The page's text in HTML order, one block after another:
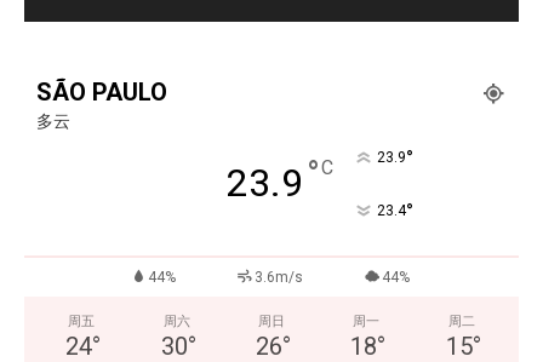
SÃO PAULO
多云
23.9 °C 23.9°
23.4°
44% 3.6m/s 44%
周五
24°
周六
30°
周日
26°
周一
18°
周二
15°